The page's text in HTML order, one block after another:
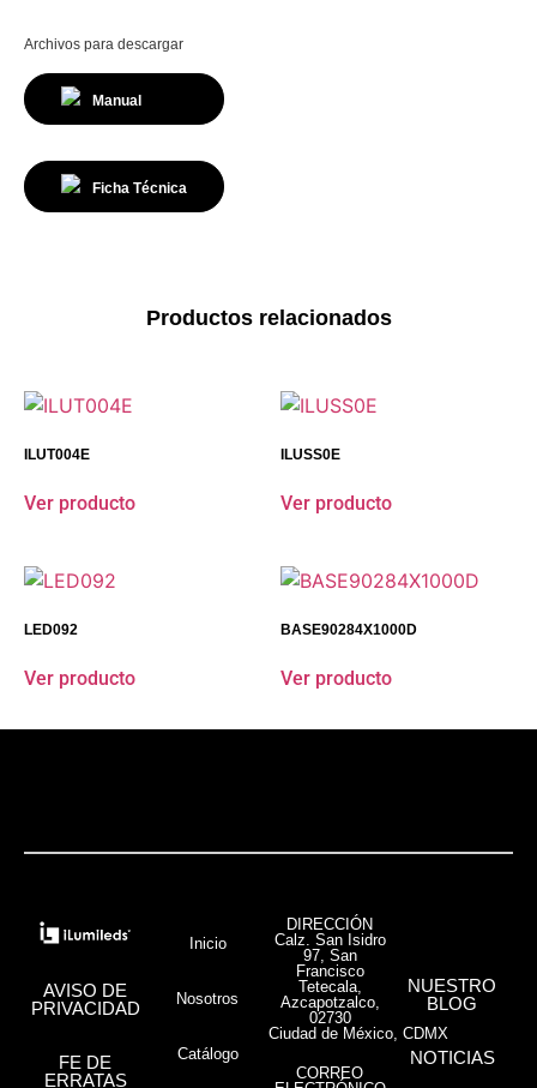
Archivos para descargar
Manual
Ficha Técnica
Productos relacionados
ILUT004E
Ver producto
ILUSS0E
Ver producto
LED092
Ver producto
BASE90284X1000D
Ver producto
AVISO DE
PRIVACIDAD
FE DE
ERRATAS
Inicio
Nosotros
Catálogo
DIRECCIÓN
Calz. San Isidro
97, San
Francisco
Tetecala,
Azcapotzalco,
02730
Ciudad de México, CDMX
CORREO
NUESTRO
BLOG
NOTICIAS